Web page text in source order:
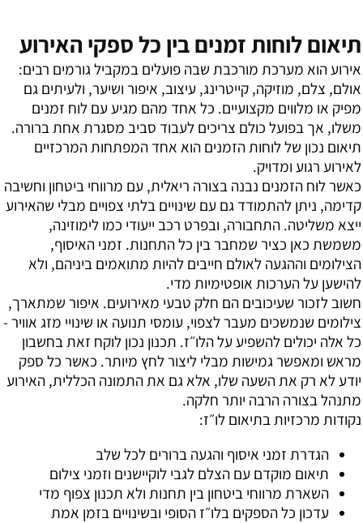
תיאום לוחות זמנים בין כל ספקי האירוע
אירוע הוא מערכת מורכבת שבה פועלים במקביל גורמים רבים:
אולם, צלם, מוזיקה, קייטרינג, עיצוב, איפור ושיער, ולעיתים גם
מפיק או מלווים מקצועיים. כל אחד מהם מגיע עם לוח זמנים
משלו, אך בפועל כולם צריכים לעבוד סביב מסגרת אחת ברורה.
תיאום נכון של לוחות הזמנים הוא אחד המפתחות המרכזיים
לאירוע רגוע ומדויק.
כאשר לוח הזמנים נבנה בצורה ריאלית, עם מרווחי ביטחון וחשיבה
קדימה, ניתן להתמודד גם עם שינויים בלתי צפויים מבלי שהאירוע
ייצא משליטה. התחבורה, ובפרט רכב ייעודי כמו לימוזינה,
משמשת כאן כציר שמחבר בין כל התחנות. זמני האיסוף,
הצילומים וההגעה לאולם חייבים להיות מתואמים ביניהם, ולא
להישען על הערכות אופטימיות מדי.
חשוב לזכור שעיכובים הם חלק טבעי מאירועים. איפור שמתארך,
צילומים שנמשכים מעבר לצפוי, עומסי תנועה או שינויי מזג אוויר -
כל אלה יכולים להשפיע על הלו״ז. תכנון נכון לוקח זאת בחשבון
מראש ומאפשר גמישות מבלי ליצור לחץ מיותר. כאשר כל ספק
יודע לא רק את השעה שלו, אלא גם את התמונה הכללית, האירוע
מתנהל בצורה הרבה יותר חלקה.
נקודות מרכזיות בתיאום לו״ז:
הגדרת זמני איסוף והגעה ברורים לכל שלב
תיאום מוקדם עם הצלם לגבי לוקיישנים וזמני צילום
השארת מרווחי ביטחון בין תחנות ולא תכנון צפוף מדי
עדכון כל הספקים בלו״ז הסופי ובשינויים בזמן אמת